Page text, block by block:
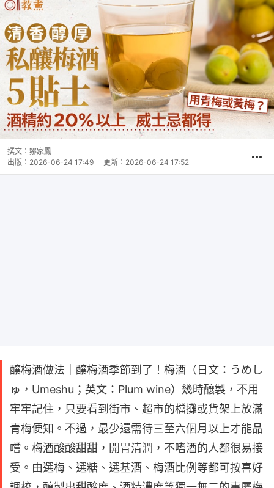
撰文： 鄒家鳳
出版： 2026-06-24 17:49 更新： 2026-06-24 17:52
釀梅酒做法｜釀梅酒季節到了！梅酒（日文：うめし
ゅ，Umeshu；英文：Plum wine）幾時釀製，不用
牢牢記住，只要看到街市、超市的檔攤或貨架上放滿
青梅便知。不過，最少還需待三至六個月以上才能品
嚐。梅酒酸酸甜甜，開胃清潤，不嗜酒的人都很易接
受。由選梅、選糖、選基酒、梅酒比例等都可按喜好